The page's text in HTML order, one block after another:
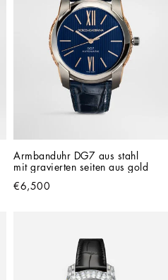
Armbanduhr DG7 aus stahl
mit gravierten seiten aus gold
€6,500